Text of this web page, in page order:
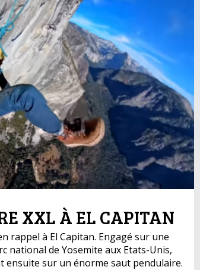
XXL À EL CAPITAN
rappel à El Capitan. Engagé sur une
national de Yosemite aux Etats-Unis,
ensuite sur un énorme saut pendulaire.